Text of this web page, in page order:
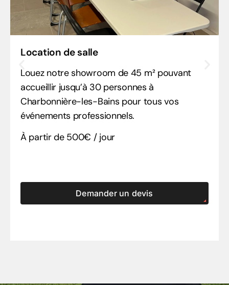
Location de salle
Louez notre showroom de 45 m² pouvant
accueillir jusqu’à 30 personnes à
Charbonnière-les-Bains pour tous vos
événements professionnels.
À partir de 500€ / jour
Demander un devis